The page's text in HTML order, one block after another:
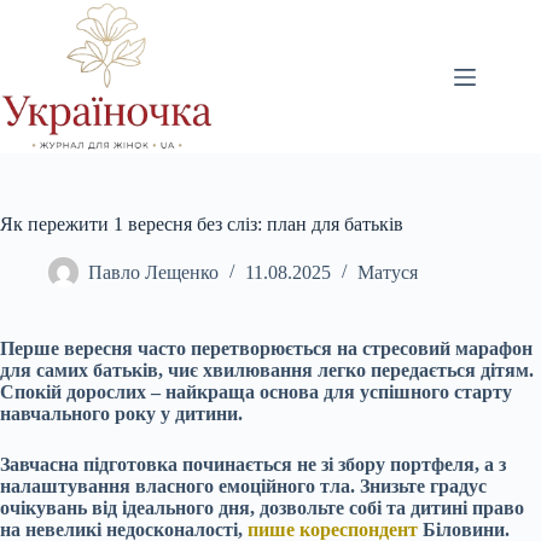
Як пережити 1 вересня без сліз: план для батьків
Павло Лещенко 11.08.2025 Матуся
Перше вересня часто перетворюється на стресовий марафон
для самих батьків, чиє хвилювання легко передається дітям.
Спокій дорослих – найкраща основа для успішного старту
навчального року у дитини.
Завчасна підготовка починається не зі збору портфеля, а з
налаштування власного емоційного тла. Знизьте градус
очікувань від ідеального дня, дозвольте собі та дитині право
на невеликі недосконалості, пише кореспондент Біловини.